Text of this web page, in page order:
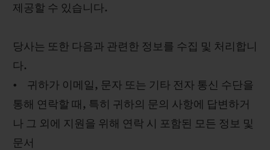
제공할 수 있습니다.
당사는 또한 다음과 관련한 정보를 수집 및 처리합니
다.
• 귀하가 이메일, 문자 또는 기타 전자 통신 수단을
통해 연락할 때, 특히 귀하의 문의 사항에 답변하거
나 그 외에 지원을 위해 연락 시 포함된 모든 정보 및
문서